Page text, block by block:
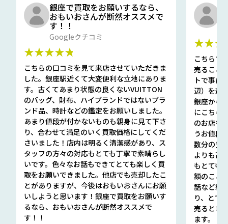
銀座で買取をお願いするなら、
おもいおさんが断然オススメで
す！！
Googleクチコミ
★★★★★
こちらの口コミを見て来店させていただきま
した。銀座駅近くて大変便利な立地にありま
す。古くてあまり状態の良くないVUITTON
のバッグ、財布、ハイブランドではないブラ
ンド品、時計などの鑑定をお願いしました。
あまり値段が付かないものも親身に見て下さ
り、合わせて満足のいく買取価格にしてくだ
さいました！店内は明るく清潔感があり、ス
タッフの方々の対応もとても丁寧で素晴らし
いです。色々なお話もできてとても楽しく買
取をお願いできました。他店でも売却したこ
とがありますが、今後はおもいおさんにお願
いしようと思います！銀座で買取をお願いす
るなら、おもいおさんが断然オススメで
す！！
こちらで
売ること
トで事前
辺）を選
銀座から
にこちら
のお店も
うお値段
数分の査
よりも高
もとても
額のこと
話など細
り、とて
売るとき
ます。